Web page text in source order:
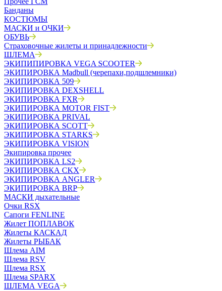
Банданы
КОСТЮМЫ
МАСКИ и ОЧКИ
ОБУВЬ
Страховочные жилеты и принадлежности
ШЛЕМА
ЭКИПИПИРОВКА VEGA SCOOTER
ЭКИПИРОВКА Madbull (черепахи,подшлемники)
ЭКИПИРОВКА 509
ЭКИПИРОВКА DEXSHELL
ЭКИПИРОВКА FXR
ЭКИПИРОВКА MOTOR FIST
ЭКИПИРОВКА PRIVAL
ЭКИПИРОВКА SCOTT
ЭКИПИРОВКА STARKS
ЭКИПИРОВКА VISION
Экипировка прочее
ЭКИПИРОВКА LS2
ЭКИПИРОВКА CKX
ЭКИПИРОВКА ANGLER
ЭКИПИРОВКА BRP
МАСКИ дыхательные
Очки RSX
Сапоги FENLINE
Жилет ПОПЛАВОК
Жилеты КАСКАД
Жилеты РЫБАК
Шлема AIM
Шлема RSV
Шлема RSX
Шлема SPARX
ШЛЕМА VEGA